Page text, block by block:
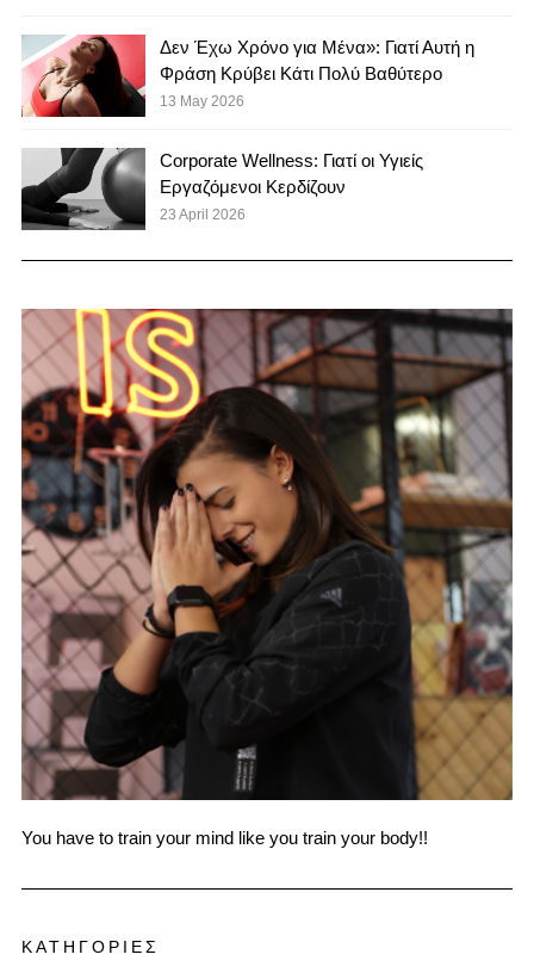
Δεν Έχω Χρόνο για Μένα»: Γιατί Αυτή η
Φράση Κρύβει Κάτι Πολύ Βαθύτερο
13 May 2026
Corporate Wellness: Γιατί οι Υγιείς
Εργαζόμενοι Κερδίζουν
23 April 2026
You have to train your mind like you train your body!!
ΚΑΤΗΓΟΡΙΕΣ